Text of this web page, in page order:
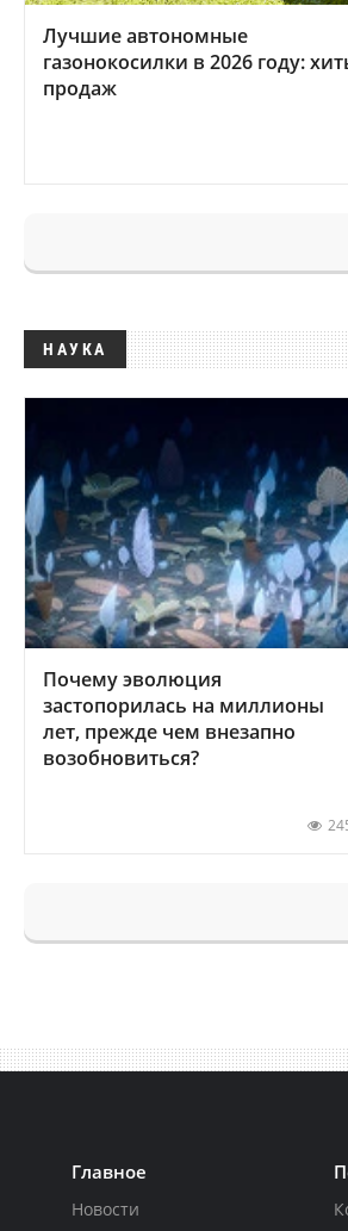
Лучшие автономные
газонокосилки в 2026 году:
продаж
НАУКА
Почему эволюция
застопорилась на миллионы
лет, прежде чем внезапно
возобновиться?
Главное
Новости